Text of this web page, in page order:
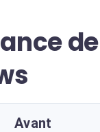
Avant